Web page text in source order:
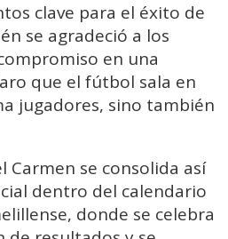
clave para el éxito de
se agradeció a los
en una
que el fútbol sala en
jugadores, sino también
Carmen se consolida así
dentro del calendario
donde se celebra